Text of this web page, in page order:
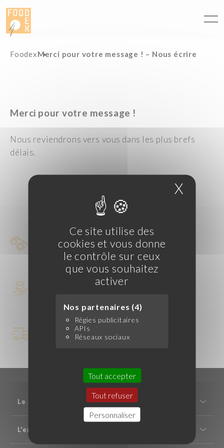
Panneau de gestion des cookies
Ce site utilise des
cookies et vous donne
le contrôle sur ceux
que vous souhaitez
activer
Nos partenaires (4)
Régies publicitaires
APIs
Réseaux sociaux
Tout accepter
Tout refuser
Personnaliser
X
FoodexMerci pour votre message ! – Nous écrire
Merci pour votre message !
Nous reviendrons vers vous dans les plus brefs
délais.
Qualité
et conformité
Service client réactif
Livraison rapide
en tri-température
Le groupe Foodex
L'expertise saké